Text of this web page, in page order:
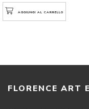
AGGIUNGI AL CARRELLO
FLORENCE ART